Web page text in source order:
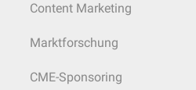
Content Marketing
Marktforschung
CME-Sponsoring